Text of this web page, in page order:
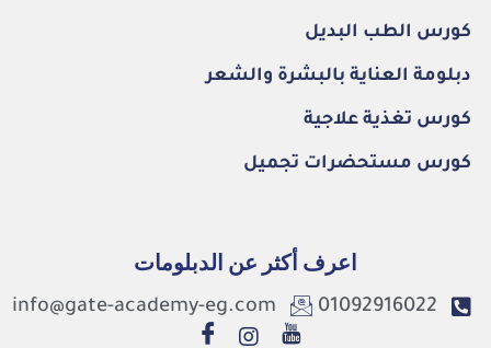
كورس الطب البديل
دبلومة العناية بالبشرة والشعر
كورس تغذية علاجية
كورس مستحضرات تجميل
اعرف أكثر عن الدبلومات
01092916022
info@gate-academy-eg.com